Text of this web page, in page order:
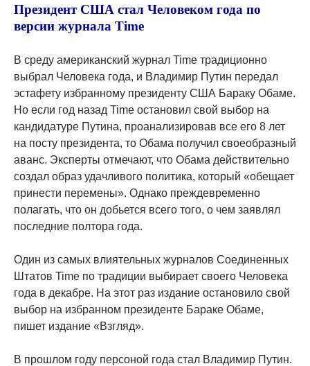
Президент США стал Человеком года по
версии журнала Time
В среду американский журнал Time традиционно
выбрал Человека года, и Владимир Путин передал
эстафету избранному президенту США Бараку Обаме.
Но если год назад Time остановил свой выбор на
кандидатуре Путина, проанализировав все его 8 лет
на посту президента, то Обама получил своеобразный
аванс. Эксперты отмечают, что Обама действительно
создал образ удачливого политика, который «обещает
принести перемены». Однако преждевременно
полагать, что он добьется всего того, о чем заявлял
последние полтора года.
Один из самых влиятельных журналов Соединенных
Штатов Time по традиции выбирает своего Человека
года в декабре. На этот раз издание остановило свой
выбор на избранном президенте Бараке Обаме,
пишет издание «Взгляд».
В прошлом году персоной года стал Владимир Путин.